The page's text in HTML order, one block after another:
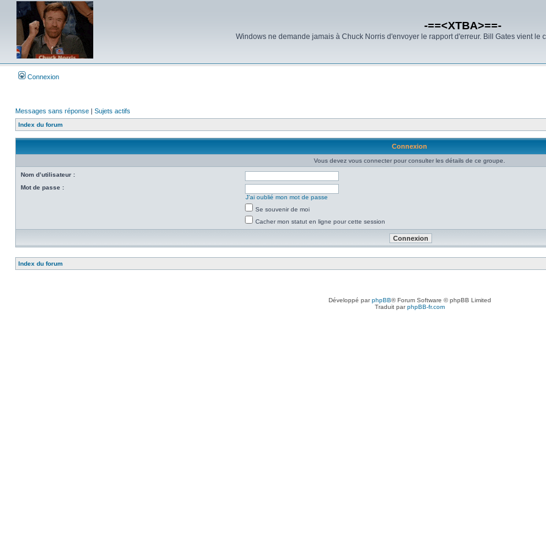
-==<XTBA>==-
Windows ne demande jamais à Chuck Norris d'envoyer le rapport d'erreur. Bill Gates vient le
Connexion
Messages sans réponse | Sujets actifs
Index du forum
Connexion
Vous devez vous connecter pour consulter les détails de ce groupe.
Nom d’utilisateur :
Mot de passe :
J’ai oublié mon mot de passe
Se souvenir de moi
Cacher mon statut en ligne pour cette session
Index du forum
Développé parphpBB® Forum Software © phpBB Limited
Traduit parphpBB-fr.com